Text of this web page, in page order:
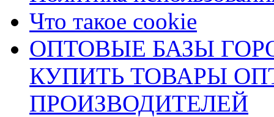
Что такое cookie
ОПТОВЫЕ БАЗЫ
КУПИТЬ ТОВАРЫ
ПРОИЗВОДИТЕЛЕЙ